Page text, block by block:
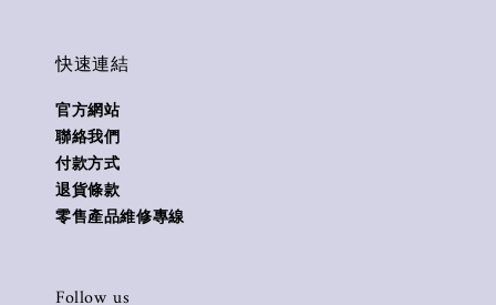
快速連結
官方網站
聯絡我們
付款方式
退貨條款
零售產品維修專線
Follow us